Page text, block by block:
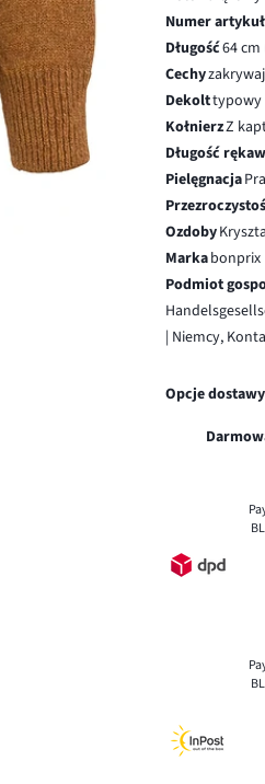
Numer
Długość64
Cechy
Dekolttypowy
KołnierzZ
Długość
Pielęgnacja
Ozdoby
Markabonprix
Podmiot
| Niemcy,
Opcje dostawy